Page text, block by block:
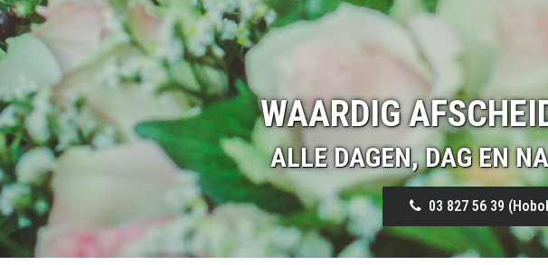
WAARDIG
ALLE DAGEN, DAG EN
03 827 56 39